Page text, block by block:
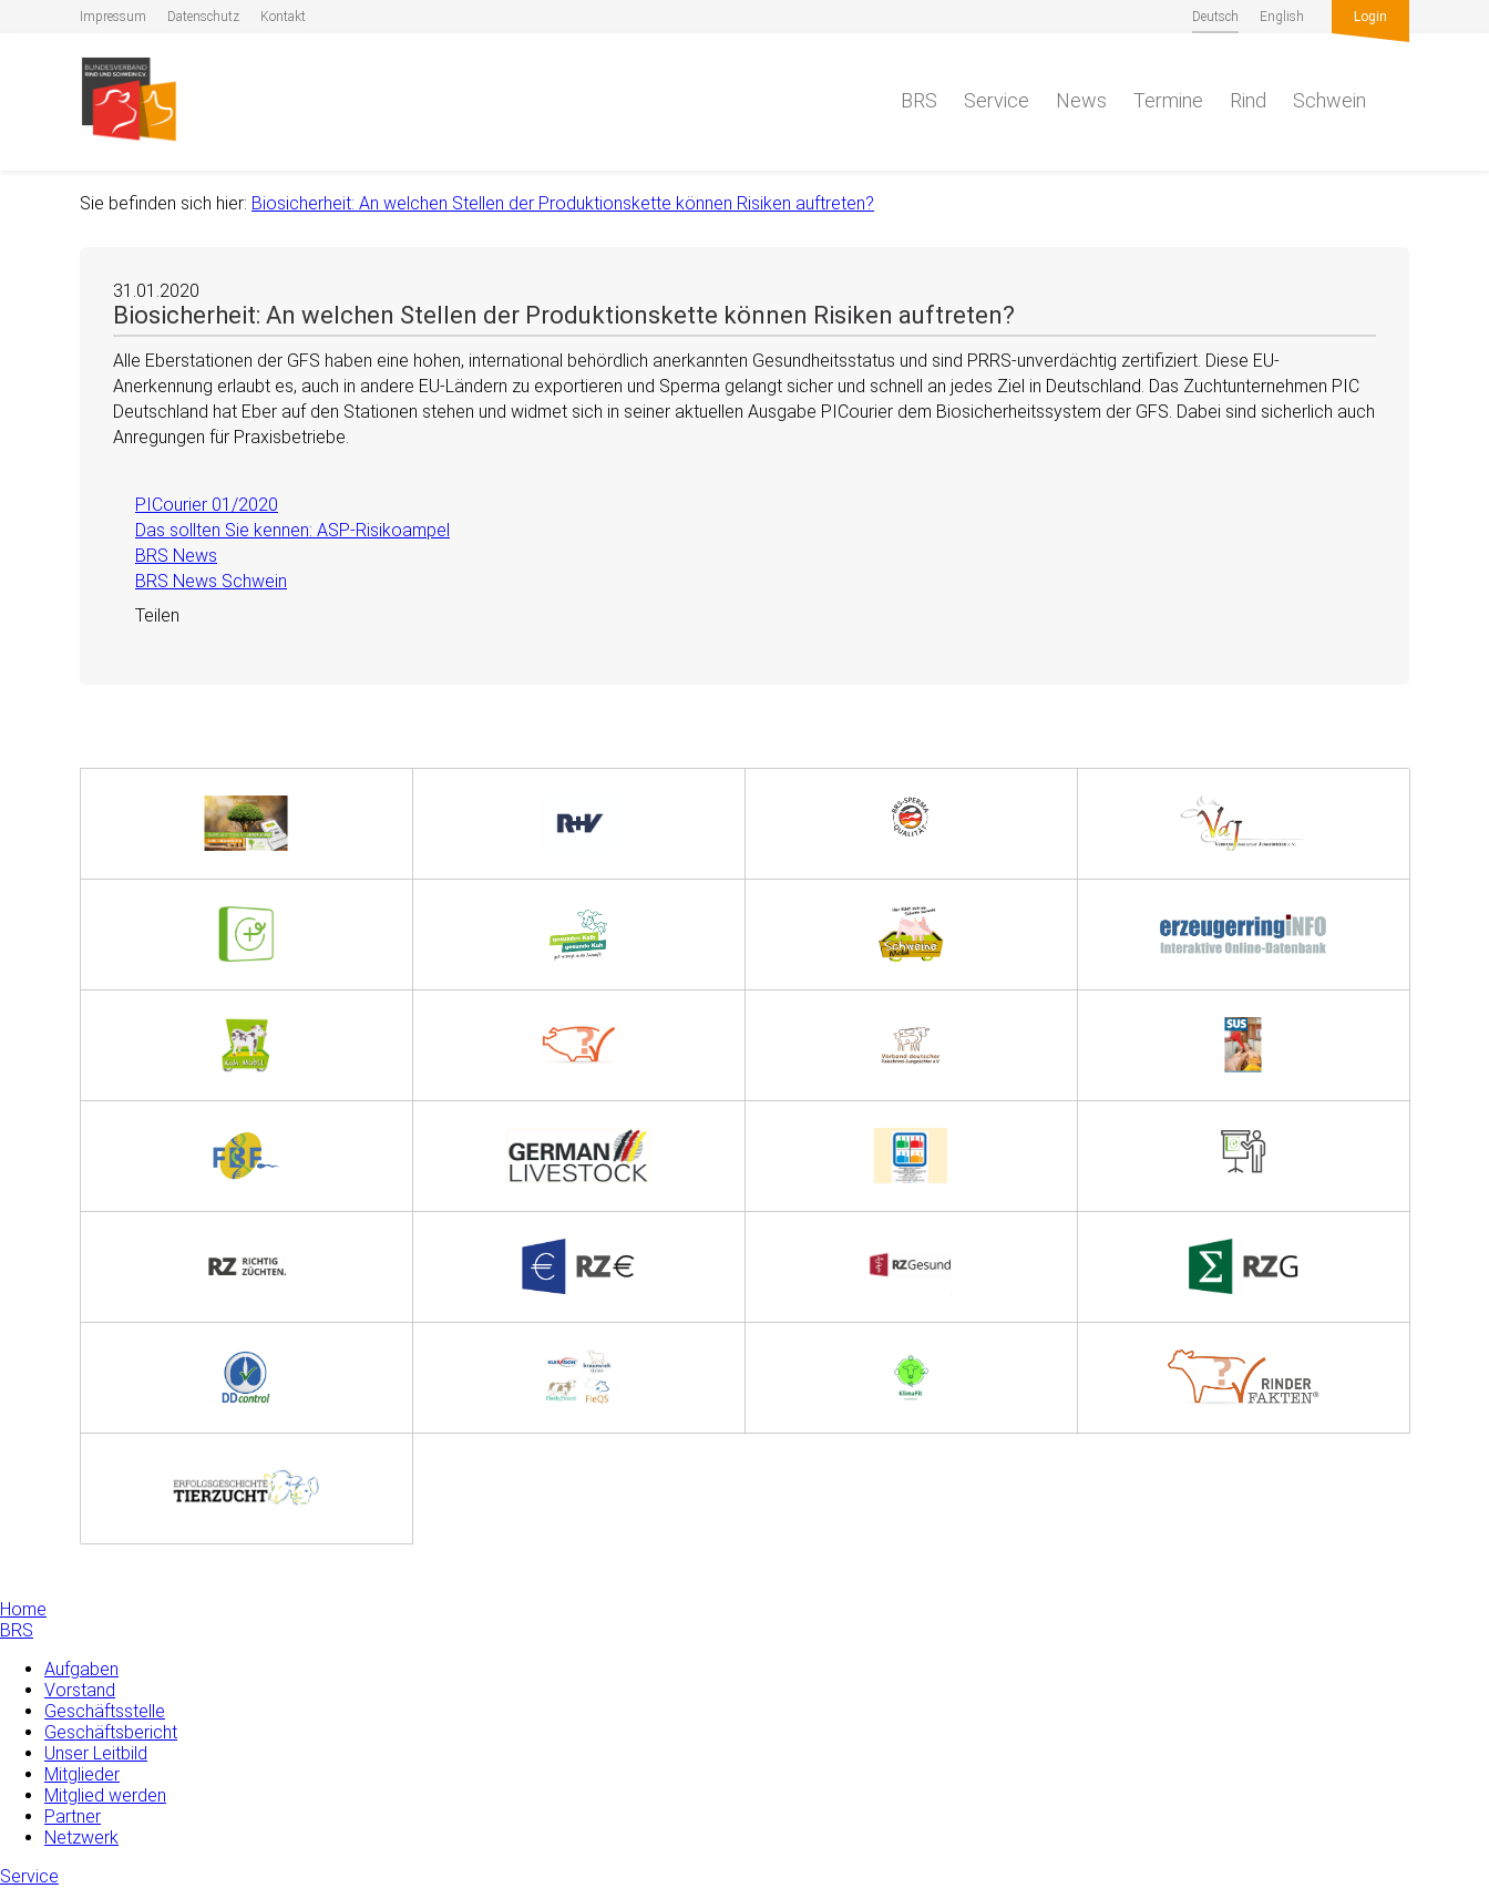
Impressum Datenschutz Kontakt Deutsch English Login
BRS Service News Termine Rind Schwein
Sie befinden sich hier: Biosicherheit: An welchen Stellen der Produktionskette können Risiken auftreten?
31.01.2020
Biosicherheit: An welchen Stellen der Produktionskette können Risiken auftreten?
Alle Eberstationen der GFS haben eine hohen, international behördlich anerkannten Gesundheitsstatus und sind PRRS-unverdächtig zertifiziert. Diese EU-
Anerkennung erlaubt es, auch in andere EU-Ländern zu exportieren und Sperma gelangt sicher und schnell an jedes Ziel in Deutschland. Das Zuchtunternehmen PIC
Deutschland hat Eber auf den Stationen stehen und widmet sich in seiner aktuellen Ausgabe PICourier dem Biosicherheitssystem der GFS. Dabei sind sicherlich auch
Anregungen für Praxisbetriebe.
PICourier 01/2020
Das sollten Sie kennen: ASP-Risikoampel
BRS News
BRS News Schwein
Teilen
Home
BRS
Aufgaben
Vorstand
Geschäftsstelle
Geschäftsbericht
Unser Leitbild
Mitglieder
Mitglied werden
Partner
Netzwerk
Service